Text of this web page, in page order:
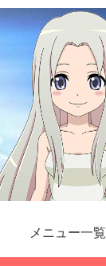
メニュー一覧